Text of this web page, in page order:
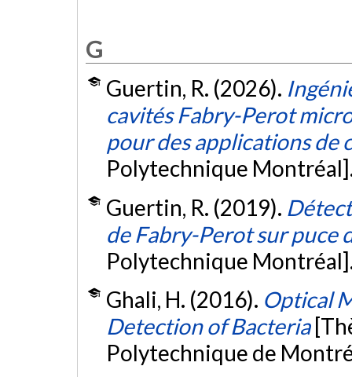
G
Guertin, R. (2026).
cavités Fabry-Perot
pour des applications de
Polytechnique
Guertin, R. (2019).
de Fabry-Perot sur puce
Polytechnique
Ghali, H. (2016). Optical
Detection of Bacteria
Polytechnique de